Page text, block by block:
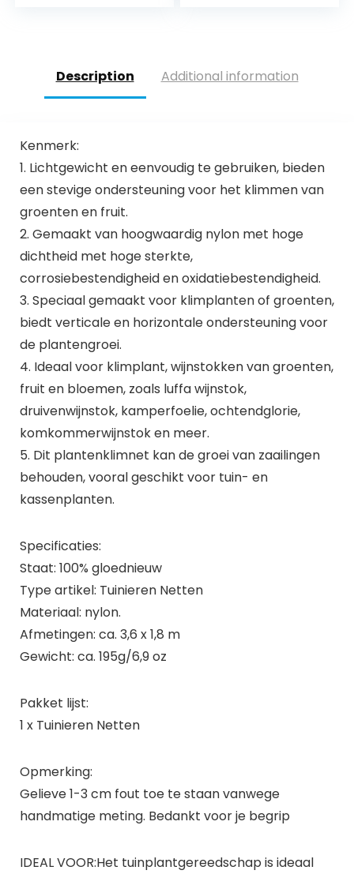
kking voor tuinvijver
zwembad/vijvernet
Description Additional information
Kenmerk:
1. Lichtgewicht en eenvoudig te gebruiken, bieden
een stevige ondersteuning voor het klimmen van
groenten en fruit.
2. Gemaakt van hoogwaardig nylon met hoge
dichtheid met hoge sterkte,
corrosiebestendigheid en oxidatiebestendigheid.
3. Speciaal gemaakt voor klimplanten of groenten,
biedt verticale en horizontale ondersteuning voor
de plantengroei.
4. Ideaal voor klimplant, wijnstokken van groenten,
fruit en bloemen, zoals luffa wijnstok,
druivenwijnstok, kamperfoelie, ochtendglorie,
komkommerwijnstok en meer.
5. Dit plantenklimnet kan de groei van zaailingen
behouden, vooral geschikt voor tuin- en
kassenplanten.
Specificaties:
Staat: 100% gloednieuw
Type artikel: Tuinieren Netten
Materiaal: nylon.
Afmetingen: ca. 3,6 x 1,8 m
Gewicht: ca. 195g/6,9 oz
Pakket lijst:
1 x Tuinieren Netten
Opmerking:
Gelieve 1-3 cm fout toe te staan vanwege
handmatige meting. Bedankt voor je begrip
IDEAL VOOR:Het tuinplantgereedschap is ideaal